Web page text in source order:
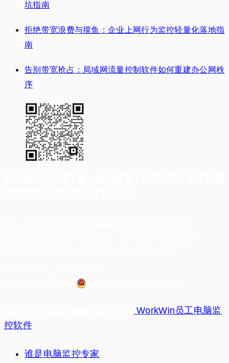
坑指南
拒绝带宽浪费与摸鱼：企业上网行为监控轻量化落地指
南
告别带宽抢占：局域网流量控制软件如何重建办公网秩
序
WorkWin员工电脑监
控软件
谁是电脑监控专家